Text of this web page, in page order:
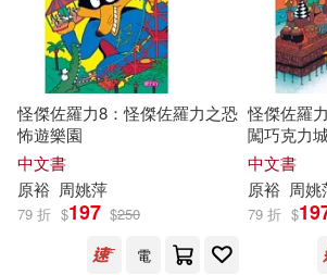
怪傑佐羅力8：怪傑佐羅力之恐
怖遊樂園
中文書
原裕 周姚萍
79 折 $197 $250
電
怪傑佐羅
闖巧克力
中文書
原裕 周姚
79 折 $